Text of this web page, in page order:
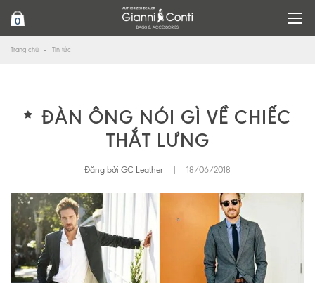
0
Trang chủ Tin tức
ĐÀN ÔNG NÓI GÌ VỀ CHIẾC
THẮT LƯNG
Đăng bởi GC Leather 18/06/2018